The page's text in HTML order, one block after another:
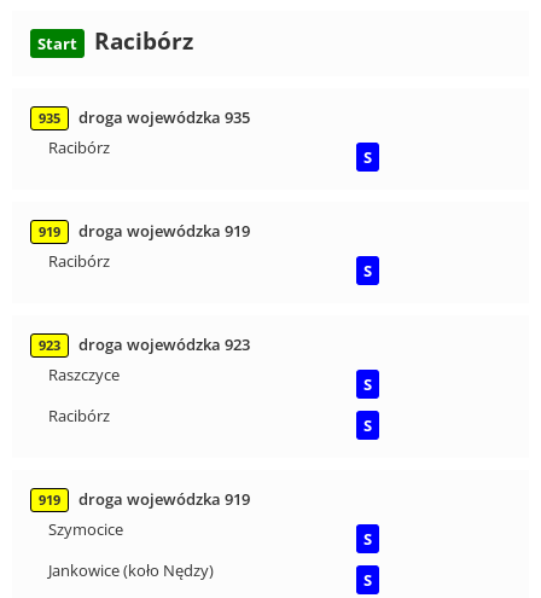
Start Racibórz
935
droga wojewódzka 935
Racibórz
S
919
droga wojewódzka 919
Racibórz
S
923
droga wojewódzka 923
Raszczyce
S
Racibórz
S
919
droga wojewódzka 919
Szymocice
S
Jankowice (koło Nędzy)
S